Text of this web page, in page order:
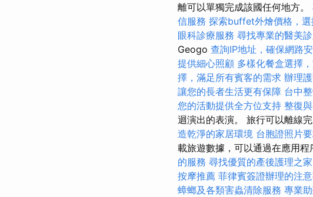
離可以單獨完成該國任何地方。
信服務 探索buffet外燴價格，選
眼科診療服務 尋找專業的醫美
Geogo 查詢IP地址，確保網路
提供細心照顧 多樣化餐盒選擇
擇，滿足所有賓客的需求 辦理
讓您的長者生活更有保障 台中
您的活動提供全方位支持 整復
迴演出的表演。 旅行可以離線
造乾淨的家居環境 台胞證照片
載旅遊數據，可以通過在應用程
的服務 尋找優質的產後護理之
按摩推薦 菲律賓簽證辦理的注
蟑螂及各類害蟲清除服務 專業